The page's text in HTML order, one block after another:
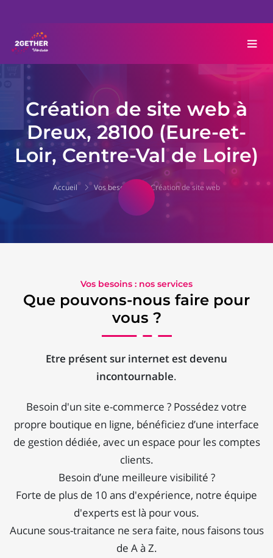
Création de site web à
Dreux, 28100 (Eure-et-
Loir, Centre-Val de Loire)
Accueil Vos besoins Création de site web
Vos besoins : nos services
Que pouvons-nous faire pour
vous ?
Etre présent sur internet est devenu
incontournable.
Besoin d'un site e-commerce ? Possédez votre
propre boutique en ligne, bénéficiez d’une interface
de gestion dédiée, avec un espace pour les comptes
clients.
Besoin d’une meilleure visibilité ?
Forte de plus de 10 ans d'expérience, notre équipe
d'experts est là pour vous.
Aucune sous-traitance ne sera faite, nous faisons tous
de A à Z.